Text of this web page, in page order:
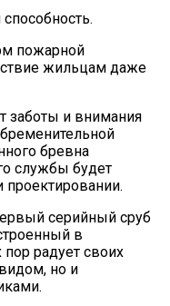
пожарной
жильцам даже
заботы и внимания
бревна
службы будет
серийный сруб
в
радует своих
но и